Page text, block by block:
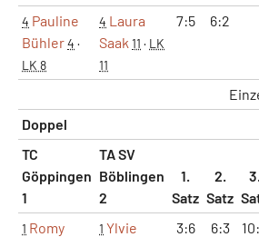
4 Pauline
Bühler4 ·
LK 8
4 Laura
Saak 11 · LK
11
7:5 6:2
Doppel
TC
Göppingen
1
TA SV
Böblingen
2
1.
Satz
2.
Satz
1 Romy
1 Ylvie
3:6 6:3